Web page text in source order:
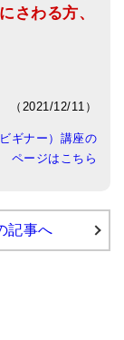
さわる方、
2021/12/11）
ギナー）講座の
ページはこちら
記事へ